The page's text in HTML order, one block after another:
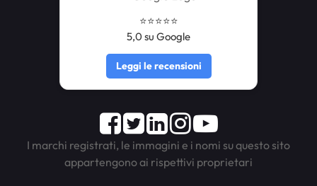
⭐️⭐️⭐️⭐️⭐️
5,0 su Google
Leggi le recensioni
Facebook
TwitterLinkedInInstagram
Youtube
I marchi registrati, le immagini e i nomi su questo sito
appartengono ai rispettivi proprietari